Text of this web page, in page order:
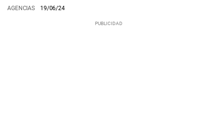
AGENCIAS 19/06/24